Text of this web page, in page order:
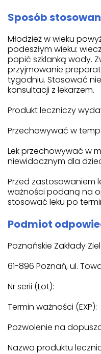
Sposób
Młodzież w wieku
podeszłym wieku:
popić szklanką wody.
przyjmowanie
tygodniu. Stosować
konsultacji z lekarzem.
Produkt leczniczy
Przechowywać w
Lek przechowywać w
niewidocznym dla
Przed zastosowaniem
ważności podaną na
stosować leku po
Podmiot
Poznańskie Zakłady
61-896 Poznań, ul.
Nr serii (Lot):
Termin ważności (EXP):
Pozwolenie na
Nazwa produktu